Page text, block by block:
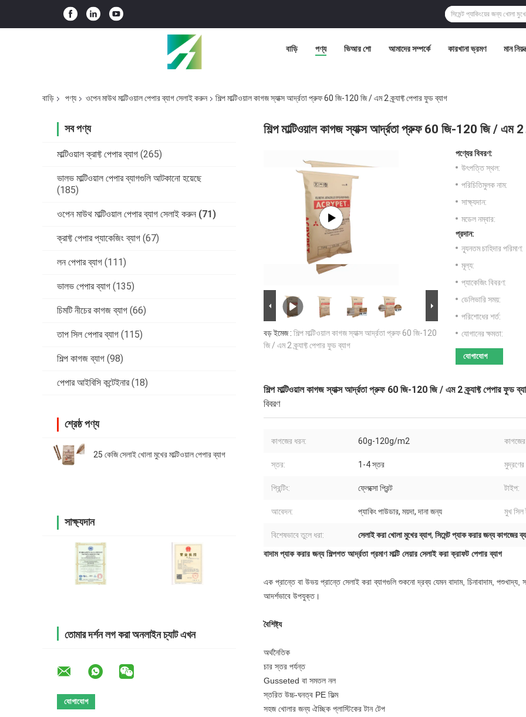
বাড়ি পণ্য ভিআর শো আমাদের সম্পর্কে কারখানা ভ্রমণ মান
বাড়ি পণ্য ওপেন মাউথ মাল্টিওয়াল পেপার ব্যাগ সেলাই করুন শিল্প মাল্টিওয়াল কাগজ স্যাক্স আর্দ্রতা প্রুফ 60 জি-120 জি / এম 2 ক্র্যাফ্ট পেপার ফুড ব্যাগ
সব পণ্য
মাল্টিওয়াল ক্রাফ্ট পেপার ব্যাগ (265)
ভালভ মাল্টিওয়াল পেপার ব্যাগগুলি আটকানো হয়েছে
(185)
ওপেন মাউথ মাল্টিওয়াল পেপার ব্যাগ সেলাই করুন (71)
ক্রাফ্ট পেপার প্যাকেজিং ব্যাগ (67)
লন পেপার ব্যাগ (111)
ভালভ পেপার ব্যাগ (135)
চিমটি নীচের কাগজ ব্যাগ (66)
তাপ সিল পেপার ব্যাগ (115)
শিল্প কাগজ ব্যাগ (98)
পেপার আইবিসি কন্টেইনার (18)
শ্রেষ্ঠ পণ্য
25 কেজি সেলাই খোলা মুখের মাল্টিওয়াল পেপার ব্যাগ
সাক্ষ্যদান
তোমার দর্শন লগ করা অনলাইন চ্যাট এখন
শিল্প মাল্টিওয়াল কাগজ স্যাক্স আর্দ্রতা প্রুফ 60 জি-120 জি / এম 2
বড় ইমেজ : শিল্প মাল্টিওয়াল কাগজ স্যাক্স আর্দ্রতা প্রুফ 60 জি-120
জি / এম 2 ক্র্যাফ্ট পেপার ফুড ব্যাগ
পণ্যের বিবরণ:
উৎপত্তি স্থল:
পরিচিতিমুলক নাম:
সাক্ষ্যদান:
মডেল নম্বার:
প্রদান:
ন্যূনতম চাহিদার পরিমাণ:
মূল্য:
প্যাকেজিং বিবরণ:
ডেলিভারি সময়:
পরিশোধের শর্ত:
যোগানের ক্ষমতা:
যোগাযোগ
শিল্প মাল্টিওয়াল কাগজ স্যাক্স আর্দ্রতা প্রুফ 60 জি-120 জি / এম 2 ক্র্যাফ্ট পেপার ফুড
বিবরণ
কাগজের ধরন: 60g-120g/m2
স্তর: 1-4 স্তর মুদ্রণের
প্রিন্টিং: ফ্লেক্সো প্রিন্ট টাইপ:
আবেদন: প্যাকিং পাউডার, ময়দা, দানা জন্য মুখ সিল
বিশেষভাবে তুলে ধরা: সেলাই করা খোলা মুখের ব্যাগ, সিমেন্ট প্যাক করার জন্য কাগজের
বাদাম প্যাক করার জন্য শিল্পগত আর্দ্রতা প্রমাণ মাল্টি লেয়ার সেলাই করা ক্রাফট পেপার ব্যাগ
এক প্রান্তে বা উভয় প্রান্তে সেলাই করা ব্যাগগুলি শুকনো দ্রব্য যেমন বাদাম, চিনাবাদাম, পশুখাদ্য,
আদর্শভাবে উপযুক্ত।
বৈশিষ্ট্য
অর্থনৈতিক
চার স্তর পর্যন্ত
Gusseted বা সমতল নল
স্তরিত উচ্চ-ঘনত্ব PE ফিল্ম
সহজ খোলার জন্য ঐচ্ছিক প্লাস্টিকের টান টেপ